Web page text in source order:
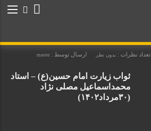
تعداد نظرات : بدون نظر ارسال توسط : master
ثواب زیارت امام حسین(ع) – استاد
محمداسماعیل مصلی نژاد
(۳۰مرداد۱۴۰۲)